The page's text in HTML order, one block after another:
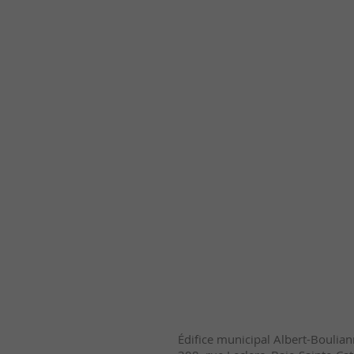
Édifice municipal Albert-